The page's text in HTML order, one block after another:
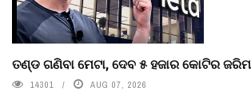
ତଣ୍ଡ ଗଣିବା ମେଟା, ଦେବ ୫ ହଜାର କୋଟିର
14301 AUG 07, 2026